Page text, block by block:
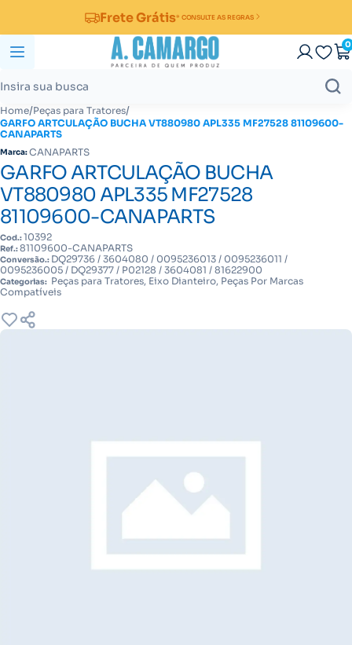
Frete Grátis* CONSULTE AS REGRAS
0
Home/Peças para Tratores/
GARFO ARTCULAÇÃO BUCHA VT880980 APL335 MF27528 81109600-
CANAPARTS
Marca:CANAPARTS
GARFO ARTCULAÇÃO BUCHA
VT880980 APL335 MF27528
81109600-CANAPARTS
Cod.:10392
Ref.:81109600-CANAPARTS
Conversão.: DQ29736 / 3604080 / 0095236013 / 0095236011 /
0095236005 / DQ29377 / P02128 / 3604081 / 81622900
Categorias: Peças para Tratores, Eixo Dianteiro, Peças Por Marcas
Compatíveis